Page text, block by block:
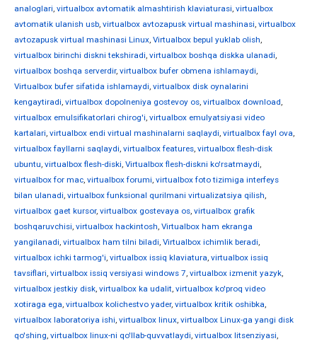
analoglari, virtualbox avtomatik almashtirish klaviaturasi, virtualbox
avtomatik ulanish usb, virtualbox avtozapusk virtual mashinasi, virtualbox
avtozapusk virtual mashinasi Linux, Virtualbox bepul yuklab olish,
virtualbox birinchi diskni tekshiradi, virtualbox boshqa diskka ulanadi,
virtualbox boshqa serverdir, virtualbox bufer obmena ishlamaydi,
Virtualbox bufer sifatida ishlamaydi, virtualbox disk oynalarini
kengaytiradi, virtualbox dopolneniya gostevoy os, virtualbox download,
virtualbox emulsifikatorlari chirog'i, virtualbox emulyatsiyasi video
kartalari, virtualbox endi virtual mashinalarni saqlaydi, virtualbox fayl ova,
virtualbox fayllarni saqlaydi, virtualbox features, virtualbox flesh-disk
ubuntu, virtualbox flesh-diski, Virtualbox flesh-diskni ko'rsatmaydi,
virtualbox for mac, virtualbox forumi, virtualbox foto tizimiga interfeys
bilan ulanadi, virtualbox funksional qurilmani virtualizatsiya qilish,
virtualbox gaet kursor, virtualbox gostevaya os, virtualbox grafik
boshqaruvchisi, virtualbox hackintosh, Virtualbox ham ekranga
yangilanadi, virtualbox ham tilni biladi, Virtualbox ichimlik beradi,
virtualbox ichki tarmog'i, virtualbox issiq klaviatura, virtualbox issiq
tavsiflari, virtualbox issiq versiyasi windows 7, virtualbox izmenit yazyk,
virtualbox jestkiy disk, virtualbox ka udalit, virtualbox ko'proq video
xotiraga ega, virtualbox kolichestvo yader, virtualbox kritik oshibka,
virtualbox laboratoriya ishi, virtualbox linux, virtualbox Linux-ga yangi disk
qo'shing, virtualbox linux-ni qo'llab-quvvatlaydi, virtualbox litsenziyasi,